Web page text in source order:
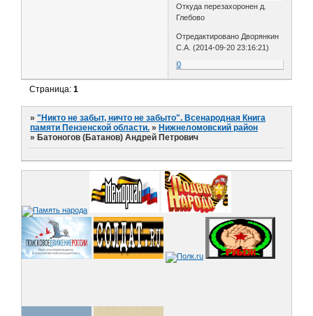
Откуда перезахоронен д.
Глебово
Отредактировано Дворянкин
С.А. (2014-09-20 23:16:21)
0
Страница:1
»"Никто не забыт, ничто не забыто". Всенародная Книга
памяти Пензенской области. » Нижнеломовский район
» Батоногов (Батанов) Андрей Петрович